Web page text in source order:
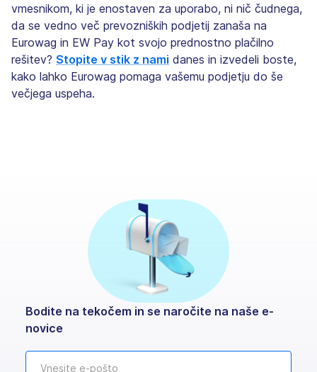
vmesnikom, ki je enostaven za uporabo, ni nič čudnega,
da se vedno več prevozniških podjetij zanaša na
Eurowag in EW Pay kot svojo prednostno plačilno
rešitev? Stopite v stik z nami danes in izvedeli boste,
kako lahko Eurowag pomaga vašemu podjetju do še
večjega uspeha.
Bodite na tekočem in se naročite na naše e-
novice